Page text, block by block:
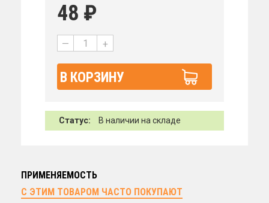
48 ₽
— +
В КОРЗИНУ
Статус: В наличии на складе
ПРИМЕНЯЕМОСТЬ
С ЭТИМ ТОВАРОМ ЧАСТО ПОКУПАЮТ